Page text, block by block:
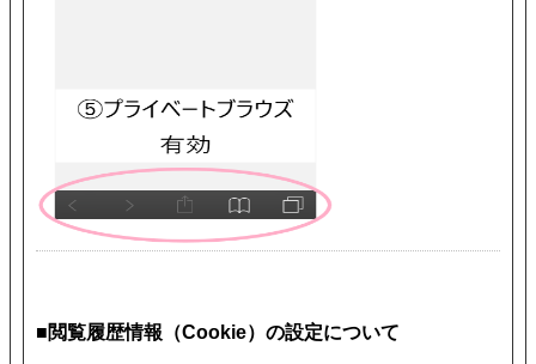
■閲覧履歴情報（Cookie）の設定について